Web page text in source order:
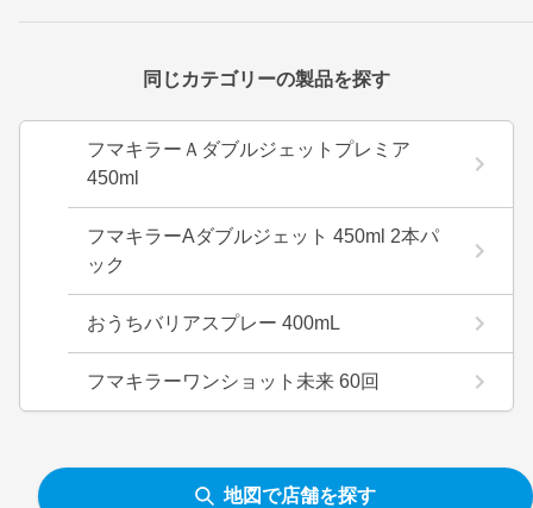
同じカテゴリーの製品を探す
フマキラーＡダブルジェットプレミア
450ml
フマキラーAダブルジェット 450ml 2本パ
ック
おうちバリアスプレー 400mL
フマキラーワンショット未来 60回
地図で店舗を探す